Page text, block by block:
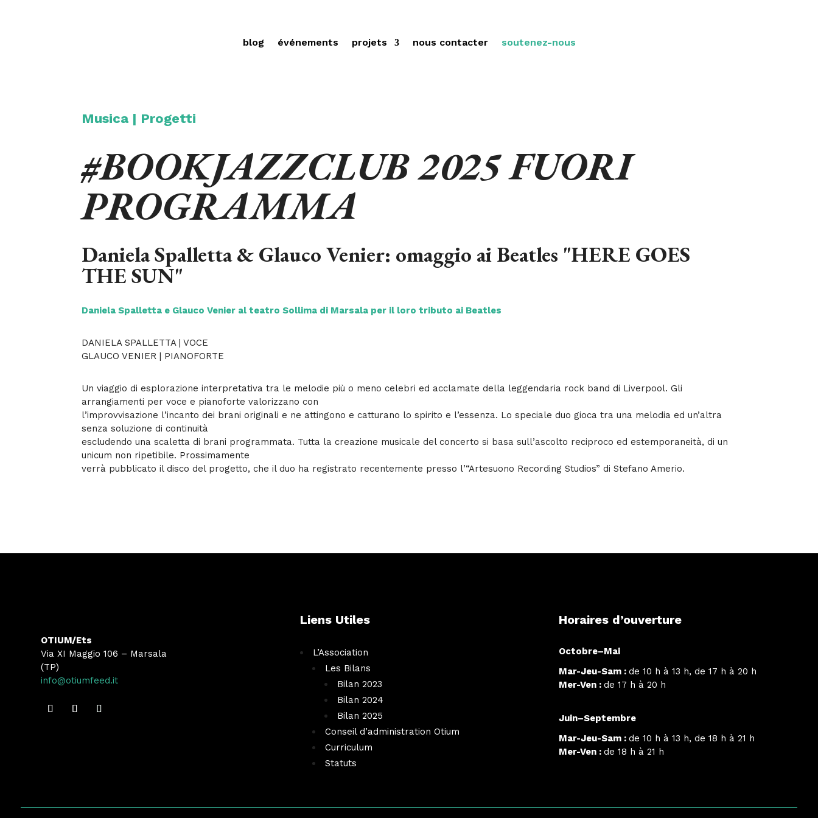
blog événements projets nous contacter soutenez-nous
Musica | Progetti
#BOOKJAZZCLUB 2025 FUORI
PROGRAMMA
Daniela Spalletta & Glauco Venier: omaggio ai Beatles "HERE GOES
THE SUN"
Daniela Spalletta e Glauco Venier al teatro Sollima di Marsala per il loro tributo ai Beatles
DANIELA SPALLETTA | VOCE
GLAUCO VENIER | PIANOFORTE
Un viaggio di esplorazione interpretativa tra le melodie più o meno celebri ed acclamate della leggendaria rock band di Liverpool. Gli
arrangiamenti per voce e pianoforte valorizzano con
l’improvvisazione l’incanto dei brani originali e ne attingono e catturano lo spirito e l’essenza. Lo speciale duo gioca tra una melodia ed un’altra
senza soluzione di continuità
escludendo una scaletta di brani programmata. Tutta la creazione musicale del concerto si basa sull’ascolto reciproco ed estemporaneità, di un
unicum non ripetibile. Prossimamente
verrà pubblicato il disco del progetto, che il duo ha registrato recentemente presso l’“Artesuono Recording Studios” di Stefano Amerio.
OTIUM/Ets
Via XI Maggio 106 – Marsala
(TP)
info@otiumfeed.it
Liens Utiles
L’Association
Les Bilans
Bilan 2023
Bilan 2024
Bilan 2025
Conseil d’administration Otium
Curriculum
Statuts
Horaires d’ouverture
Octobre–Mai
Mar-Jeu-Sam : de 10 h à 13 h, de 17 h à 20 h
Mer-Ven : de 17 h à 20 h
Juin–Septembre
Mar-Jeu-Sam : de 10 h à 13 h, de 18 h à 21 h
Mer-Ven : de 18 h à 21 h